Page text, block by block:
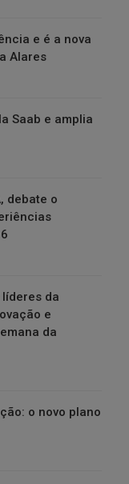
e é a nova
Alares
Saab e amplia
debate o
da
e
da
o novo plano